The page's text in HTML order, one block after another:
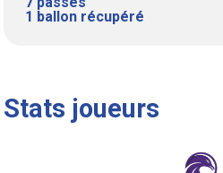
1 ballon récupéré
Stats joueurs